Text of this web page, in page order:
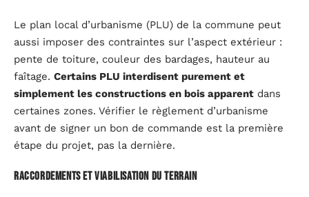
Le plan local d’urbanisme (PLU) de la commune peut
aussi imposer des contraintes sur l’aspect extérieur :
pente de toiture, couleur des bardages, hauteur au
faîtage. Certains PLU interdisent purement et
simplement les constructions en bois apparent dans
certaines zones. Vérifier le règlement d’urbanisme
avant de signer un bon de commande est la première
étape du projet, pas la dernière.
Raccordements et viabilisation du terrain